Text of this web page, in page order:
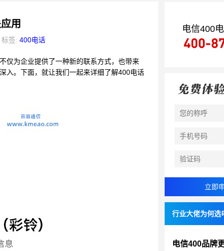
用
签: 400电话
仅为企业提供了一种新的联系方式，也带来
入。下面，就让我们一起来详细了解400电话
电信400
行业大佬为何选
电信400品牌